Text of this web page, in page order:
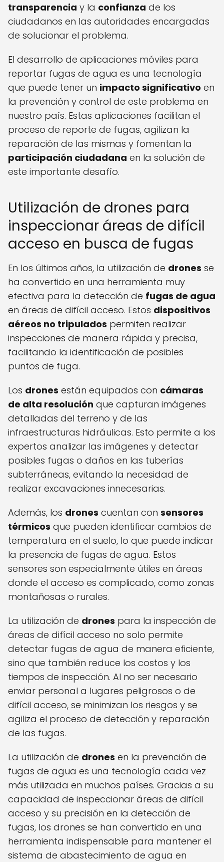
transparencia y la confianza de los
ciudadanos en las autoridades encargadas
de solucionar el problema.
El desarrollo de aplicaciones móviles para
reportar fugas de agua es una tecnología
que puede tener un impacto significativo en
la prevención y control de este problema en
nuestro país. Estas aplicaciones facilitan el
proceso de reporte de fugas, agilizan la
reparación de las mismas y fomentan la
participación ciudadana en la solución de
este importante desafío.
Utilización de drones para
inspeccionar áreas de difícil
acceso en busca de fugas
En los últimos años, la utilización de drones se
ha convertido en una herramienta muy
efectiva para la detección de fugas de agua
en áreas de difícil acceso. Estos dispositivos
aéreos no tripulados permiten realizar
inspecciones de manera rápida y precisa,
facilitando la identificación de posibles
puntos de fuga.
Los drones están equipados con cámaras
de alta resolución que capturan imágenes
detalladas del terreno y de las
infraestructuras hidráulicas. Esto permite a los
expertos analizar las imágenes y detectar
posibles fugas o daños en las tuberías
subterráneas, evitando la necesidad de
realizar excavaciones innecesarias.
Además, los drones cuentan con sensores
térmicos que pueden identificar cambios de
temperatura en el suelo, lo que puede indicar
la presencia de fugas de agua. Estos
sensores son especialmente útiles en áreas
donde el acceso es complicado, como zonas
montañosas o rurales.
La utilización de drones para la inspección de
áreas de difícil acceso no solo permite
detectar fugas de agua de manera eficiente,
sino que también reduce los costos y los
tiempos de inspección. Al no ser necesario
enviar personal a lugares peligrosos o de
difícil acceso, se minimizan los riesgos y se
agiliza el proceso de detección y reparación
de las fugas.
La utilización de drones en la prevención de
fugas de agua es una tecnología cada vez
más utilizada en muchos países. Gracias a su
capacidad de inspeccionar áreas de difícil
acceso y su precisión en la detección de
fugas, los drones se han convertido en una
herramienta indispensable para mantener el
sistema de abastecimiento de agua en